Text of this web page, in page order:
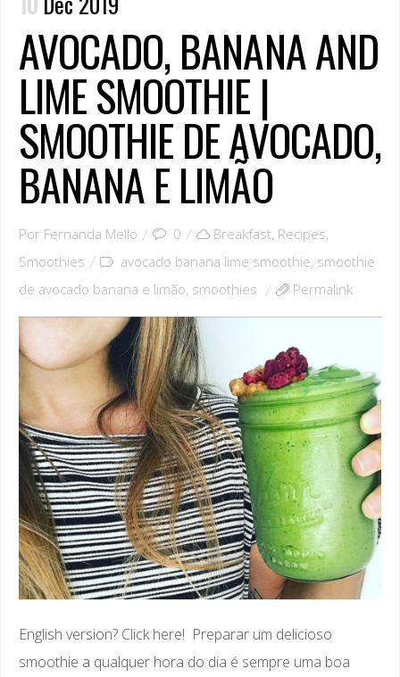
AVOCADO, BANANA AND
LIME SMOOTHIE |
SMOOTHIE DE AVOCADO,
BANANA E LIMÃO
Por Fernanda Mello 0 Breakfast, Recipes,
Smoothies
avocado banana lime smoothie, smoothie
de avocado banana e limão, smoothies Permalink
English version? Click here! Preparar um delicioso
smoothie a qualquer hora do dia é sempre uma boa